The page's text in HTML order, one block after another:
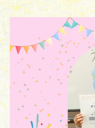
教
室・
井
小
学
前